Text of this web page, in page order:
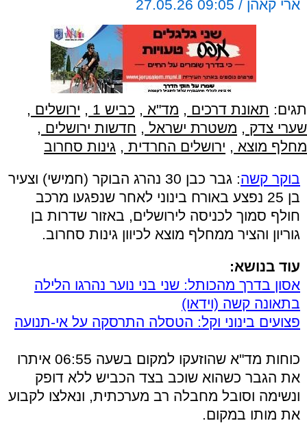
ארי קאהן / 09:05 27.05.26
תגים: תאונת דרכים , מד"א , כביש 1 , ירושלים ,
שערי צדק , משטרת ישראל , חדשות ירושלים ,
מחלף מוצא , ירושלים החרדית , גינות סחרוב
בוקר קשה
: גבר כבן 30 נהרג הבוקר (חמישי) וצעיר
בן 25 נפצע באורח בינוני לאחר שנפגעו מרכב
חולף סמוך לכניסה לירושלים, באזור שדרות בן
גוריון והציר ממחלף מוצא לכיוון גינות סחרוב.
עוד בנושא:
אסון בדרך מהכותל: שני בני נוער נהרגו הלילה
בתאונה קשה (וידאו)
פצועים בינוני וקל: הטסלה התרסקה על אי-תנועה
כוחות מד"א שהוזעקו למקום בשעה 06:55 איתרו
את הגבר כשהוא שוכב בצד הכביש ללא דופק
ונשימה וסובל מחבלה רב מערכתית, ונאלצו לקבוע
את מותו במקום.